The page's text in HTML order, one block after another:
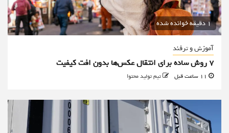
1 دقیقه خوانده شده
آموزش و ترفند
۷ روش ساده برای انتقال عکس‌ها بدون افت کیفیت
تیم تولید محتوا